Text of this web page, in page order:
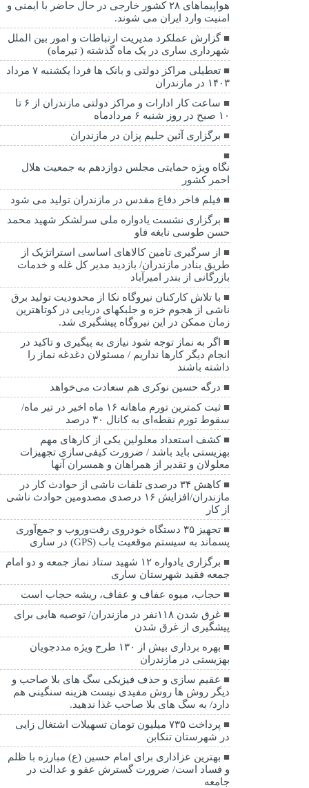
هواپیماهای ۲۸ کشور خارجی در حال حاضر با ایمنی و
امنیت وارد ایران می شوند.
گزارش عملکرد مدیریت ارتباطات و امور بین الملل
شهرداری ساری در یک ماه گذشته ( تیرماه)
تعطیلی مراکز دولتی و بانک ها فردا یکشنبه ۷ مرداد
۱۴۰۳ در مازندران
ساعت کار ادارات و مراکز دولتی مازندران از ۶ تا
۱۰ صبح در روز شنبه ۶ مردادماه
برگزاری آئین حلیم پزان در مازندران
نگاه ویژه حمایتی مجلس دوازدهم به جمعیت هلال
احمر کشور
فیلم فاخر دفاع مقدس در مازندران تولید می شود
برگزاری نشست یادواره ملی سرلشکر شهید محمد
حسن طوسی نابغه فاو
از سرگیری تامین کالاهای اساسی استراتژیک از
طریق بنادر مازندران/ بازدید مدیر کل غله و خدمات
بازرگانی از بندر امیرآباد
با تلاش کارکنان نیروگاه نکا از محدودیت تولید برق
ناشی از هجوم خزه و جلبکهای دریایی در کوتاهترین
زمان ممکن در این نیروگاه پیشگیری شد.
اگر به نماز توجه شود نیازی به پیگیری و تاکید در
انجام دیگر کارها نداریم / مسئولان دغدغه نماز را
داشته باشند
درگه حسین نوکری هم سعادت می‌خواهد
ثبت کمترین تورم ماهانه ۱۶ ماه اخیر در تیر ماه/
سقوط تورم نقطه‌ای به کانال ۳۰ درصد
کشف استعداد معلولین یکی از کارهای مهم
بهزیستی باید باشد / ضرورت کیفی‌سازی تجهیزات
معلولان و تقدیر از همراهان و همسران آنها
کاهش ۳۴ درصدی تلفات ناشی از حوادث كار در
مازندران/افزایش ۱۶ درصدی مصدومین حوادث ناشی
از کار
تجهیز ۳۵ دستگاه خودروی رفت‌وروب و جمع‌آوری
پسماند به سیستم موقعیت یاب (GPS) در ساری
برگزاری یادواره ۱۲ شهید ستاد نماز جمعه و دو امام
جمعه فقید شهرستان ساری
حجاب، میوه عفاف و عفاف، ریشه حجاب است
غرق شدن ۱۱۸نفر در مازندران/ توصيه هايی برای
پيشگيری از غرق شدن
بهره برداری بیش از ۱۳۰ طرح ویژه مددجویان
بهزیستی در مازندران
عقیم سازی و حذف فیزیکی سگ های بلا صاحب و
دیگر روش ها روش مفیدی نیست هزینه سنگینی هم
دارد/ به سگ های بلا صاحب غذا ندهید.
پرداخت ۷۳۵ میلیون تومان تسهیلات اشتغال زایی
در شهرستان تنکابن
بهترین عزاداری برای امام حسین (ع) مبارزه با ظلم
و فساد است/ ضرورت گسترش عفو و عدالت در
جامعه